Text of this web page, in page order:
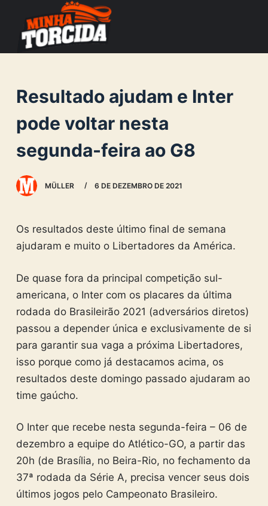
o
n
e
Resultado ajudam e Inter
pode voltar nesta
segunda-feira ao G8
MÜLLER 6 DE DEZEMBRO DE 2021
Os resultados deste último final de semana
ajudaram e muito o Libertadores da América.
De quase fora da principal competição sul-
americana, o Inter com os placares da última
rodada do Brasileirão 2021 (adversários diretos)
passou a depender única e exclusivamente de si
para garantir sua vaga a próxima Libertadores,
isso porque como já destacamos acima, os
resultados deste domingo passado ajudaram ao
time gaúcho.
O Inter que recebe nesta segunda-feira – 06 de
dezembro a equipe do Atlético-GO, a partir das
20h (de Brasília, no Beira-Rio, no fechamento da
37ª rodada da Série A, precisa vencer seus dois
últimos jogos pelo Campeonato Brasileiro.